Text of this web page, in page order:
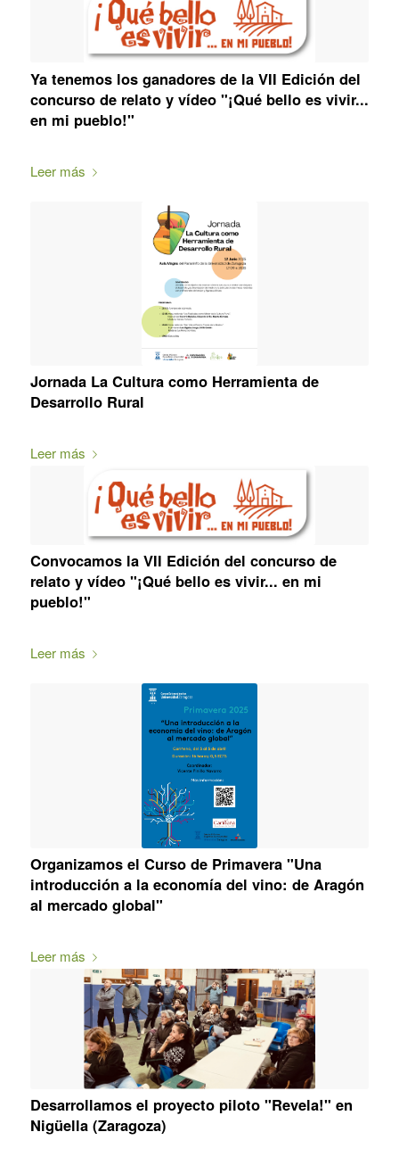
Ya tenemos los ganadores de la VII Edición del
concurso de relato y vídeo "¡Qué bello es vivir...
en mi pueblo!"
Leer más
Jornada La Cultura como Herramienta de
Desarrollo Rural
Leer más
Convocamos la VII Edición del concurso de
relato y vídeo "¡Qué bello es vivir... en mi
pueblo!"
Leer más
Organizamos el Curso de Primavera "Una
introducción a la economía del vino: de Aragón
al mercado global"
Leer más
Desarrollamos el proyecto piloto "Revela!" en
Nigüella (Zaragoza)